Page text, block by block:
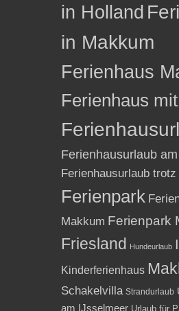
in Holland
in Makkum
Ferienhaus
Ferienhaus
Ferienhausurlaub
Ferienhausurlaub
Ferienpark
Makkum Ferienpark
Friesland Hundeurlaub
Kinderferienhaus
Schakelvilla Strandurlaub
am IJsselmeer Urlaub für